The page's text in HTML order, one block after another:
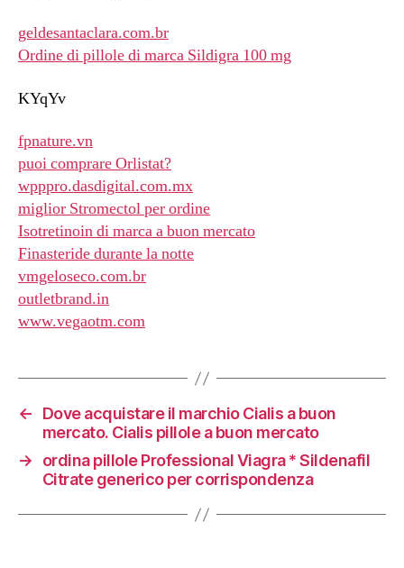
geldesantaclara.com.br
Ordine di pillole di marca Sildigra 100 mg
KYqYv
fpnature.vn
puoi comprare Orlistat?
wpppro.dasdigital.com.mx
miglior Stromectol per ordine
Isotretinoin di marca a buon mercato
Finasteride durante la notte
vmgeloseco.com.br
outletbrand.in
www.vegaotm.com
←
Dove acquistare il marchio Cialis a buon
mercato. Cialis pillole a buon mercato
→
ordina pillole Professional Viagra * Sildenafil
Citrate generico per corrispondenza